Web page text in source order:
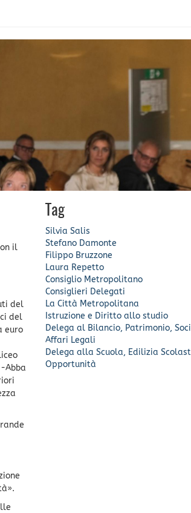
il
del
del
euro
Abba
Tag
Silvia Salis
Stefano Damonte
Filippo Bruzzone
Laura Repetto
Consiglio Metropolitano
Consiglieri Delegati
La Città Metropolitana
Istruzione e Diritto allo studio
Delega al Bilancio, Patrimonio,
Affari Legali
Delega alla Scuola, Edilizia
Opportunità